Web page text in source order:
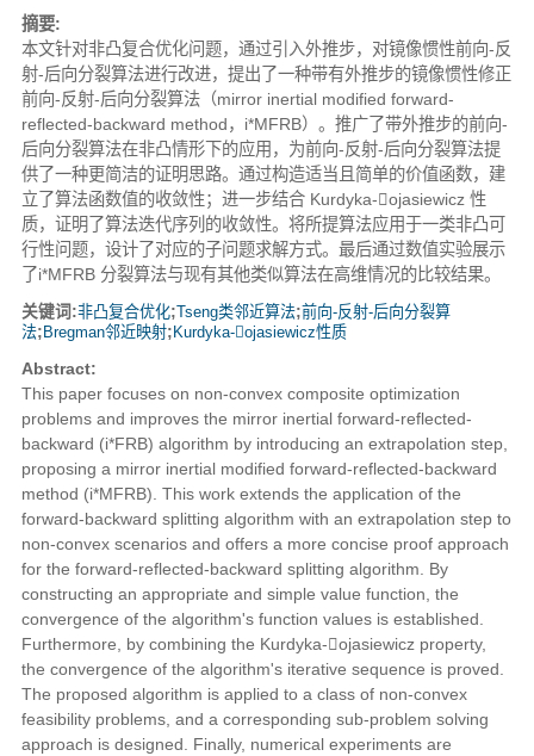
摘要:
本文针对非凸复合优化问题，通过引入外推步，对镜像惯性前向-反
射-后向分裂算法进行改进，提出了一种带有外推步的镜像惯性修正
前向-反射-后向分裂算法（mirror inertial modified forward-
reflected-backward method，i*MFRB）。推广了带外推步的前向-
后向分裂算法在非凸情形下的应用，为前向-反射-后向分裂算法提
供了一种更简洁的证明思路。通过构造适当且简单的价值函数，建
立了算法函数值的收敛性；进一步结合 Kurdyka-ojasiewicz 性
质，证明了算法迭代序列的收敛性。将所提算法应用于一类非凸可
行性问题，设计了对应的子问题求解方式。最后通过数值实验展示
了i*MFRB 分裂算法与现有其他类似算法在高维情况的比较结果。
关键词:非凸复合优化;Tseng类邻近算法;前向-反射-后向分裂算
法; Bregman邻近映射; Kurdyka-ojasiewicz性质
Abstract:
This paper focuses on non-convex composite optimization
problems and improves the mirror inertial forward-reflected-
backward (i*FRB) algorithm by introducing an extrapolation step,
proposing a mirror inertial modified forward-reflected-backward
method (i*MFRB). This work extends the application of the
forward-backward splitting algorithm with an extrapolation step to
non-convex scenarios and offers a more concise proof approach
for the forward-reflected-backward splitting algorithm. By
constructing an appropriate and simple value function, the
convergence of the algorithm's function values is established.
Furthermore, by combining the Kurdyka-ojasiewicz property,
the convergence of the algorithm's iterative sequence is proved.
The proposed algorithm is applied to a class of non-convex
feasibility problems, and a corresponding sub-problem solving
approach is designed. Finally, numerical experiments are